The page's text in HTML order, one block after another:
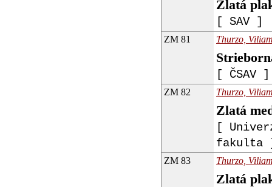
Zlatá
[ SAV ]
ZM 81 Thurzo,
[ ČSAV ]
ZM 82 Thurzo,
Zlatá
[
fakulta
ZM 83 Thurzo,
Zlatá